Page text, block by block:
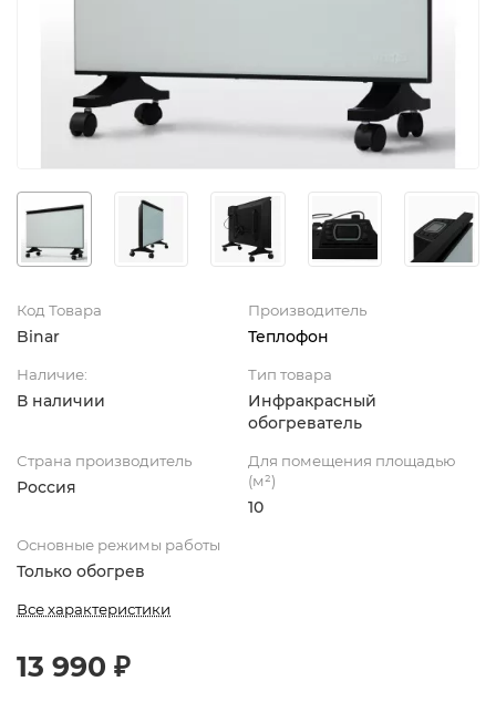
Код Товара
Binar
Производитель
Теплофон
Наличие:
В наличии
Тип товара
Инфракрасный
обогреватель
Страна производитель
Россия
Для помещения площадью
(м²)
10
Основные режимы работы
Только обогрев
Все характеристики
13 990 ₽